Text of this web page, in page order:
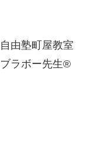
自由塾町屋教室
ブラボー先生®